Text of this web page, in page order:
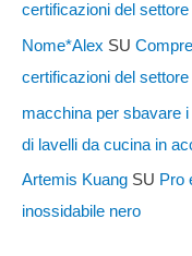
certificazioni del
Nome*Alex SU
certificazioni del
macchina per sbavare i
di lavelli da cucina in
Artemis Kuang SU Pro
inossidabile nero